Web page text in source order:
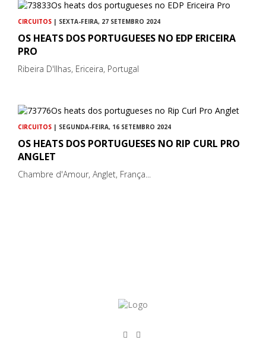
CIRCUITOS | SEXTA-FEIRA, 27 SETEMBRO 2024
OS HEATS DOS PORTUGUESES NO EDP ERICEIRA
PRO
Ribeira D'Ilhas, Ericeira, Portugal
CIRCUITOS | SEGUNDA-FEIRA, 16 SETEMBRO 2024
OS HEATS DOS PORTUGUESES NO RIP CURL PRO
ANGLET
Chambre d'Amour, Anglet, França...